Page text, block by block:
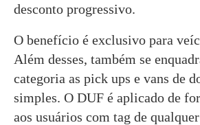
desconto progressivo.
O benefício é exclusivo para
Além desses, também se
categoria as pick ups e vans de
simples. O DUF é aplicado de
aos usuários com tag de